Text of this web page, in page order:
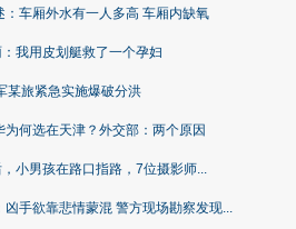
：车厢外水有一人多高 车厢内缺氧
我用皮划艇救了一个孕妇
某旅紧急实施爆破分洪
何选在天津？外交部：两个原因
小男孩在路口指路，7位摄影师...
手欲靠悲情蒙混 警方现场勘察发现...